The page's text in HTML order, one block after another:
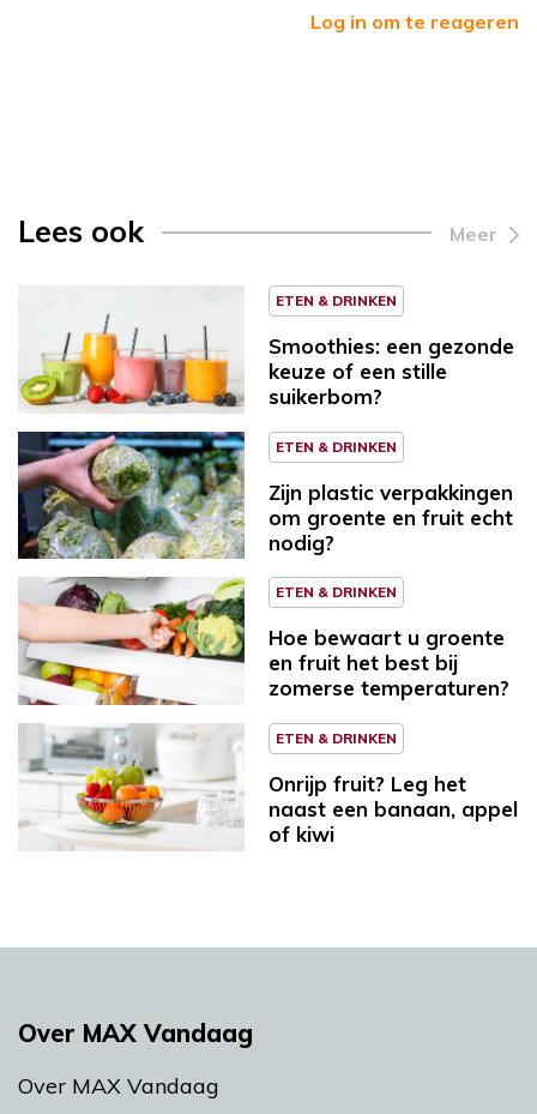
Log in om te reageren
Lees ook Meer
ETEN & DRINKEN
Smoothies: een gezonde
keuze of een stille
suikerbom?
ETEN & DRINKEN
Zijn plastic verpakkingen
om groente en fruit echt
nodig?
ETEN & DRINKEN
Hoe bewaart u groente
en fruit het best bij
zomerse temperaturen?
ETEN & DRINKEN
Onrijp fruit? Leg het
naast een banaan, appel
of kiwi
Over MAX Vandaag
Over MAX Vandaag